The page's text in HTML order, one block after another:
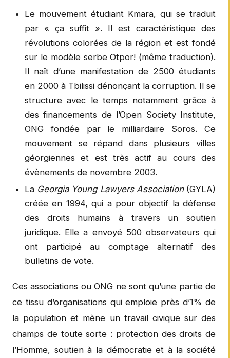
Le mouvement étudiant Kmara, qui se traduit
par « ça suffit ». Il est caractéristique des
révolutions colorées de la région et est fondé
sur le modèle serbe Otpor! (même traduction).
Il naît d’une manifestation de 2500 étudiants
en 2000 à Tbilissi dénonçant la corruption. Il se
structure avec le temps notamment grâce à
des financements de l’Open Society Institute,
ONG fondée par le milliardaire Soros. Ce
mouvement se répand dans plusieurs villes
géorgiennes et est très actif au cours des
évènements de novembre 2003.
La Georgia Young Lawyers Association(GYLA)
créée en 1994, qui a pour objectif la défense
des droits humains à travers un soutien
juridique. Elle a envoyé 500 observateurs qui
ont participé au comptage alternatif des
bulletins de vote.
Ces associations ou ONG ne sont qu’une partie de
ce tissu d’organisations qui emploie près d’1% de
la population et mène un travail civique sur des
champs de toute sorte : protection des droits de
l’Homme, soutien à la démocratie et à la société